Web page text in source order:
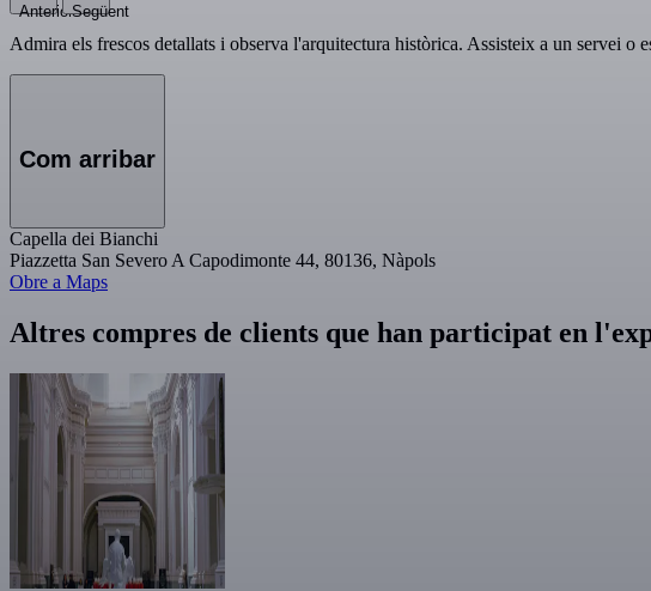
AnteriorSegüent
Admira els frescos detallats i observa l'arquitectura històrica. Assisteix a un servei o
Com arribar
Capella dei Bianchi
Piazzetta San Severo A Capodimonte 44, 80136, Nàpols
Obre a Maps
Altres compres de clients que han participat en